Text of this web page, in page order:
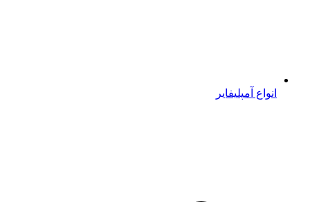
انواع آمپلیفایر